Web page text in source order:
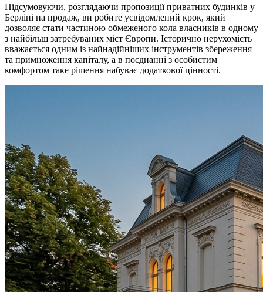
Підсумовуючи, розглядаючи пропозиції приватних будинків у
Берліні на продаж, ви робите усвідомлений крок, який
дозволяє стати частиною обмеженого кола власників в одному
з найбільш затребуваних міст Європи. Історично нерухомість
вважається одним із найнадійніших інструментів збереження
та примноження капіталу, а в поєднанні з особистим
комфортом таке рішення набуває додаткової цінності.